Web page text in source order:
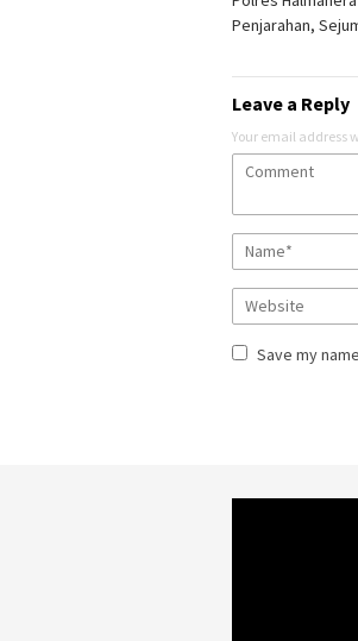
Penjarahan,
Leave a Reply
Your email address
Save my